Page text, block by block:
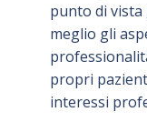
punto di
meglio gli
propri
interessi